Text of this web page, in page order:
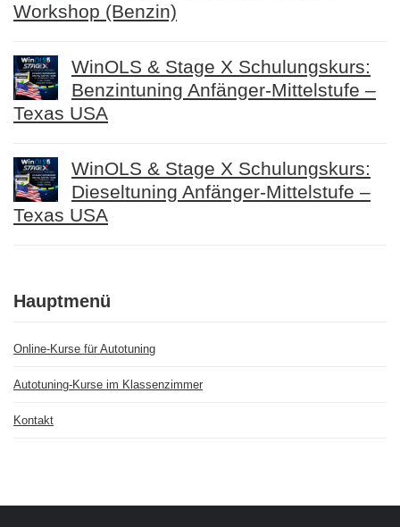
Workshop (Benzin)
WinOLS & Stage X Schulungskurs:
Benzintuning Anfänger-Mittelstufe –
Texas USA
WinOLS & Stage X Schulungskurs:
Dieseltuning Anfänger-Mittelstufe –
Texas USA
Hauptmenü
Online-Kurse für Autotuning
Autotuning-Kurse im Klassenzimmer
Kontakt